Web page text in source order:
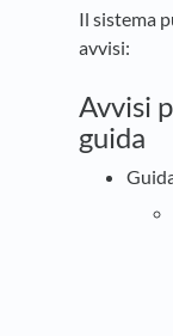
Il sistema
avvisi:
Avvisi
guida